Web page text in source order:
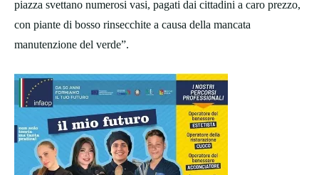
piazza svettano numerosi vasi, pagati dai cittadini a caro prezzo,
con piante di bosso rinsecchite a causa della mancata
manutenzione del verde”.